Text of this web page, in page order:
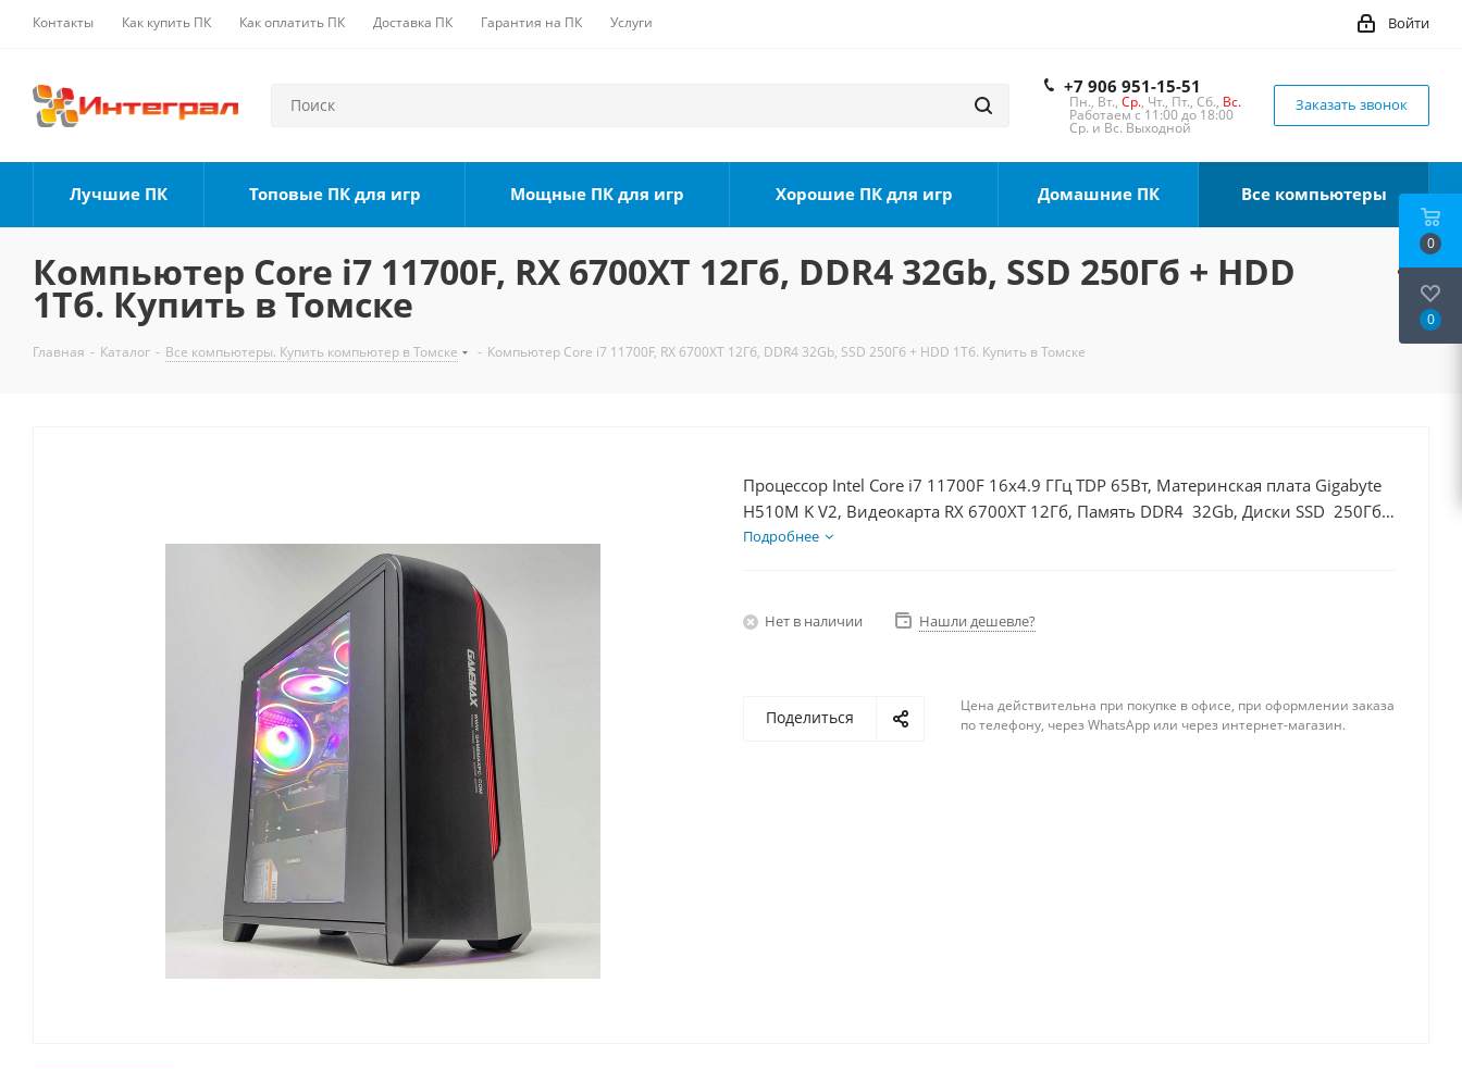
Контакты Как купить ПК Как оплатить ПК Доставка ПК Гарантия на ПК Услуги Войти
+7 906 951-15-51
Пн., Вт., Ср., Чт., Пт., Сб., Вс.
Работаем с 11:00 до 18:00
Ср. и Вс. Выходной
Заказать звонок
Лучшие ПК Топовые ПК для игр Мощные ПК для игр Хорошие ПК для игр Домашние ПК Все компьютеры
Компьютер Core i7 11700F, RX 6700XT 12Гб, DDR4 32Gb, SSD 250Гб + HDD
1Тб. Купить в Томске
Главная - Каталог - Все компьютеры. Купить компьютер в Томске - Компьютер Core i7 11700F, RX 6700XT 12Гб, DDR4 32Gb, SSD 250Гб + HDD 1Тб. Купить в Томске
Процессор Intel Core i7 11700F 16x4.9 ГГц TDP 65Вт, Материнская плата Gigabyte
H510M K V2, Видеокарта RX 6700XT 12Гб, Память DDR4 32Gb, Диски SSD 250Гб +
HDD 1Тб, БП 600Вт
Подробнее
Нет в наличии Нашли дешевле?
Поделиться
Цена действительна при покупке в офисе, при оформлении заказа
по телефону, через WhatsApp или через интернет-магазин.
0
0